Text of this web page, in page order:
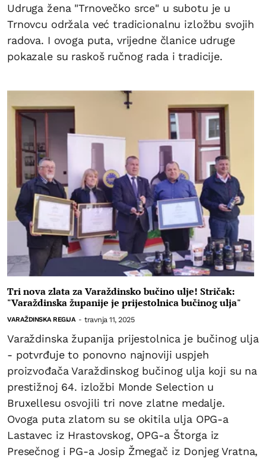
Udruga žena "Trnovečko srce" u subotu je u
Trnovcu održala već tradicionalnu izložbu svojih
radova. I ovoga puta, vrijedne članice udruge
pokazale su raskoš ručnog rada i tradicije.
Tri nova zlata za Varaždinsko bučino ulje! Stričak:
"Varaždinska županije je prijestolnica bučinog ulja"
VARAŽDINSKA REGIJA - travnja 11, 2025
Varaždinska županija prijestolnica je bučinog ulja
- potvrđuje to ponovno najnoviji uspjeh
proizvođača Varaždinskog bučinog ulja koji su na
prestižnoj 64. izložbi Monde Selection u
Bruxellesu osvojili tri nove zlatne medalje.
Ovoga puta zlatom su se okitila ulja OPG-a
Lastavec iz Hrastovskog, OPG-a Štorga iz
Presečnog i PG-a Josip Žmegač iz Donjeg Vratna,